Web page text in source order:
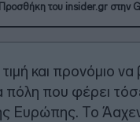
Προσθήκη του insider.gr στην
και προνόμιο
πόλη που φέρει
Ευρώπης. Το